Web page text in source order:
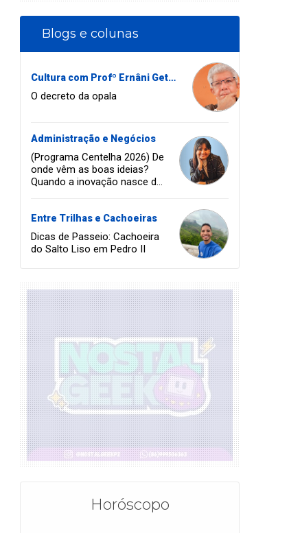
Blogs e colunas
Cultura com Profº Ernâni Getirana
O decreto da opala
Administração e Negócios
(Programa Centelha 2026) De
onde vêm as boas ideias?
Quando a inovação nasce da
Entre Trilhas e Cachoeiras
Dicas de Passeio: Cachoeira
do Salto Liso em Pedro II
Horóscopo